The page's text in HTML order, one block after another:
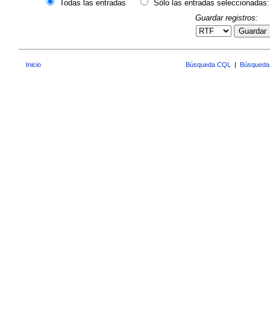
Todas las entradas
Sólo las entradas seleccionadas:
Guardar registros:
Guardar
Inicio Búsqueda CQL